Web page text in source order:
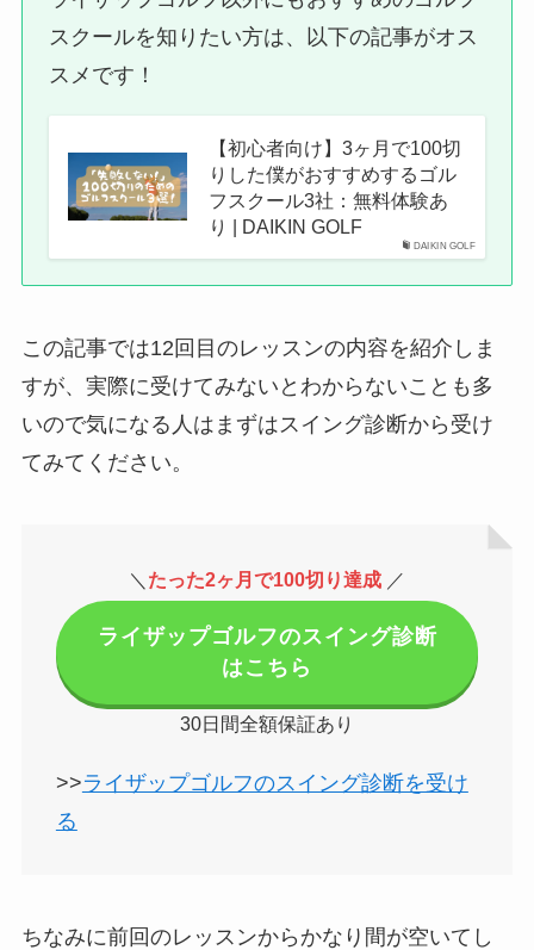
スクールを知りたい方は、以下の記事がオス
スメです！
DAIKIN GOLF
【初心者向け】3ヶ月で100切
りした僕がおすすめするゴル
フスクール3社：無料体験あ
り | DAIKIN GOLF
この記事では12回目のレッスンの内容を紹介しま
すが、実際に受けてみないとわからないことも多
いので気になる人はまずはスイング診断から受け
てみてください。
＼ たった2ヶ月で100切り達成 ／
ライザップゴルフのスイング診断
はこちら
30日間全額保証あり
>>ライザップゴルフのスイング診断を受け
る
ちなみに前回のレッスンからかなり間が空いてし